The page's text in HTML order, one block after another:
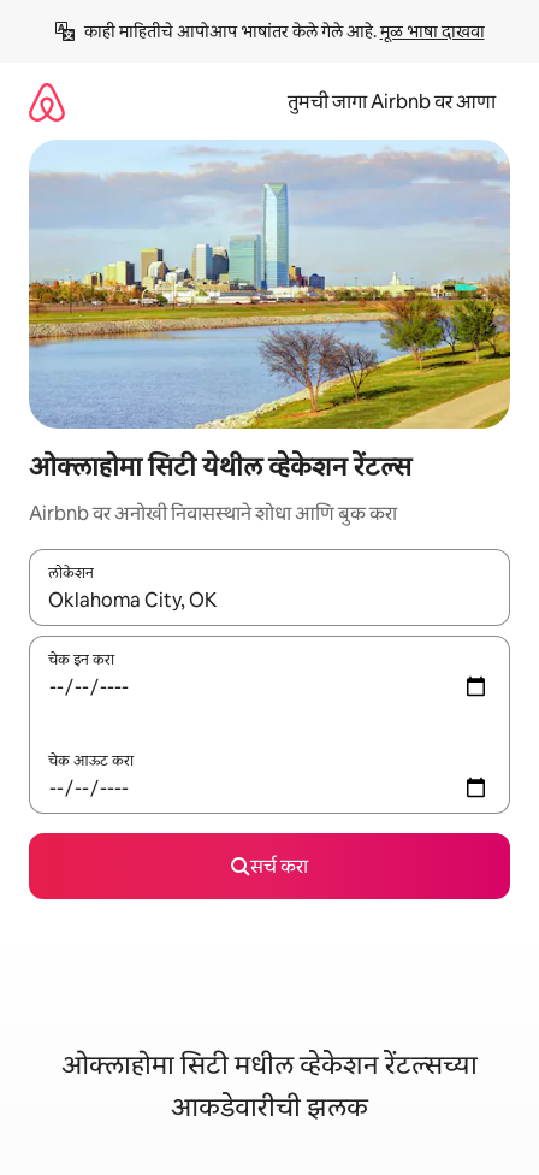
काही माहितीचे आपोआप भाषांतर केले गेले आहे. मूळ भाषा दाखवा
तुमची जागा Airbnb वर आणा
ओक्लाहोमा सिटी येथील व्हेकेशन रेंटल्स
Airbnb वर अनोखी निवासस्थाने शोधा आणि बुक करा
लोकेशन
जेव्हा परिणाम उपलब्ध असतील, तेव्हा वरच्या आणि खाली बाणांच्या किजसह
चेक इन करा
चेक आऊट करा
सर्च करा
ओक्लाहोमा सिटी मधील व्हेकेशन रेंटल्सच्या
आकडेवारीची झलक